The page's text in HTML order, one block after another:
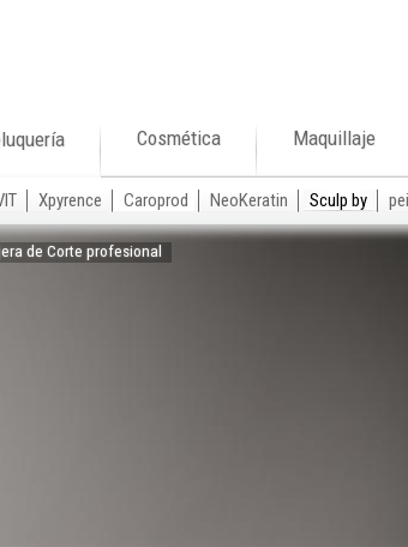
Xpyrence Caroprod NeoKeratin Sculp by
Cosmética Maquillaje
de Corte profesional